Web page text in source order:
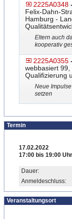
2225A0348
Felix-Dahn-
Hamburg -
Eltern auch
kooperativ
2225A0355
webbasiert
Qualifizierung
Neue
setzen
Termin
17.02.2022
17:00 bis 19:00 Uhr
Dauer:
Anmeldeschluss:
Veranstaltungsort